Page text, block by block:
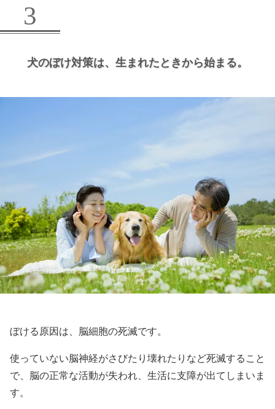
3
犬のぼけ対策は、 生まれたときから始まる。
ぼける原因は、脳細胞の死滅です。
使っていない脳神経がさびたり壊れたりなど死滅すること
で、脳の正常な活動が失われ、生活に支障が出てしまいま
す。